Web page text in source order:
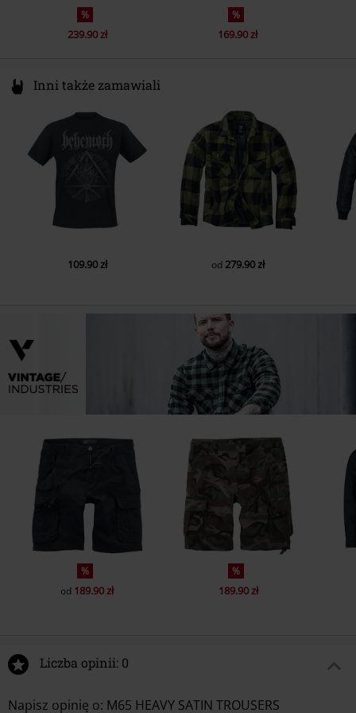
%
239.90 zł
%
169.90 zł
Inni także zamawiali
109.90 zł od 279.90 zł
%
od 189.90 zł
%
189.90 zł
Liczba opinii: 0
Napisz opinię o: M65 HEAVY SATIN TROUSERS